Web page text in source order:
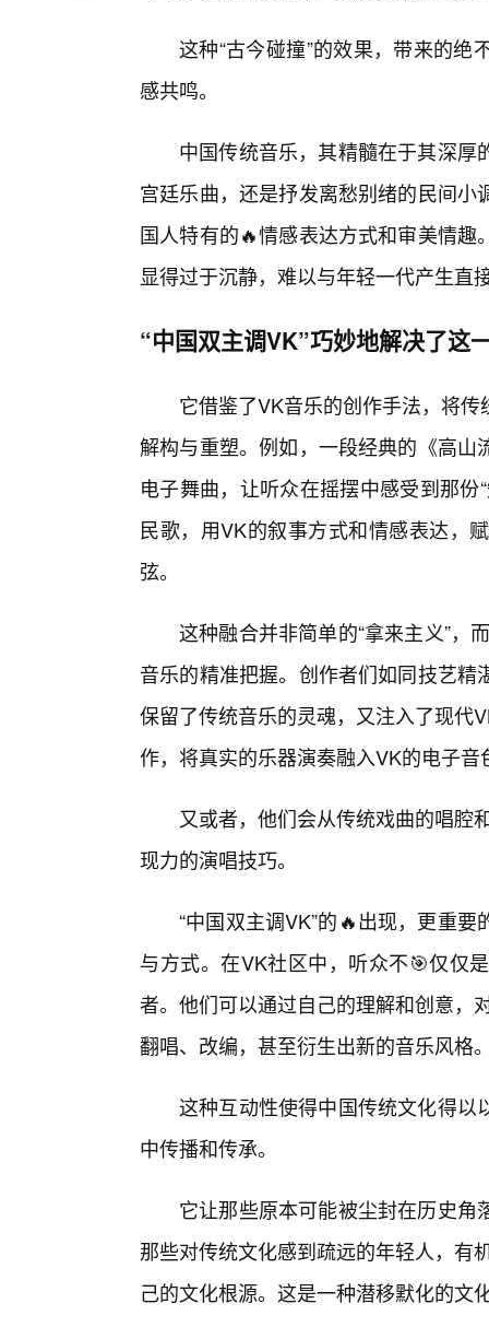
这种“古今碰撞”的效果，带来的
感共鸣。
中国传统音乐，其精髓在于其深
宫廷乐曲，还是抒发离愁别绪的民间
国人特有的🔥情感表达方式和审美情
显得过于沉静，难以与年轻一代产生直
“中国双主调VK”巧妙地解决了这
它借鉴了VK音乐的创作手法，将
解构与重塑。例如，一段经典的《高
电子舞曲，让听众在摇摆中感受到那
民歌，用VK的叙事方式和情感表达，
弦。
这种融合并非简单的“拿来主义”，
音乐的精准把握。创作者们如同技艺
保留了传统音乐的灵魂，又注入了现代
作，将真实的乐器演奏融入VK的电子
又或者，他们会从传统戏曲的唱腔
现力的演唱技巧。
“中国双主调VK”的🔥出现，更重
与方式。在VK社区中，听众不🎯仅仅
者。他们可以通过自己的理解和创意，
翻唱、改编，甚至衍生出新的音乐风格
这种互动性使得中国传统文化得以
中传播和传承。
它让那些原本可能被尘封在历史
那些对传统文化感到疏远的年轻人，有
己的文化根源。这是一种潜移默化的文